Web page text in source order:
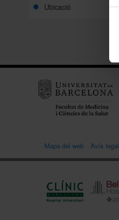
Ubicació
Mapa del web Avís legal